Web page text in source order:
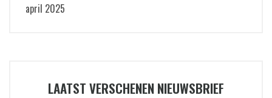
april 2025
LAATST VERSCHENEN NIEUWSBRIEF